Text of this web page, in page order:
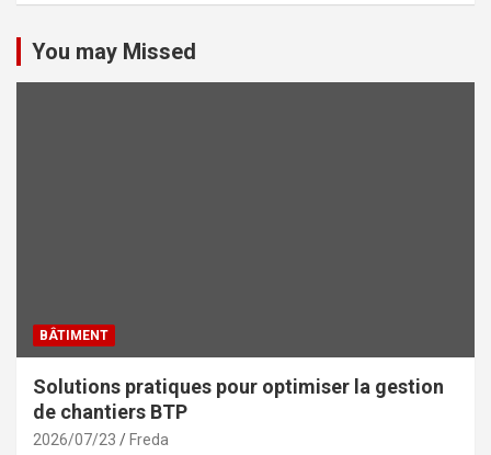
You may Missed
BÂTIMENT
Solutions pratiques pour optimiser la gestion
de chantiers BTP
2026/07/23 Freda